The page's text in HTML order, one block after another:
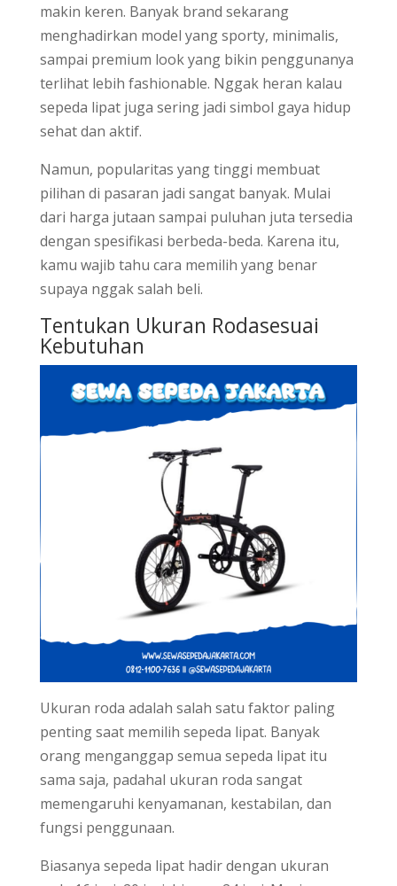
makin keren. Banyak brand sekarang
menghadirkan model yang sporty, minimalis,
sampai premium look yang bikin penggunanya
terlihat lebih fashionable. Nggak heran kalau
sepeda lipat juga sering jadi simbol gaya hidup
sehat dan aktif.
Namun, popularitas yang tinggi membuat
pilihan di pasaran jadi sangat banyak. Mulai
dari harga jutaan sampai puluhan juta tersedia
dengan spesifikasi berbeda-beda. Karena itu,
kamu wajib tahu cara memilih yang benar
supaya nggak salah beli.
Tentukan Ukuran Rodasesuai
Kebutuhan
Ukuran roda adalah salah satu faktor paling
penting saat memilih sepeda lipat. Banyak
orang menganggap semua sepeda lipat itu
sama saja, padahal ukuran roda sangat
memengaruhi kenyamanan, kestabilan, dan
fungsi penggunaan.
Biasanya sepeda lipat hadir dengan ukuran